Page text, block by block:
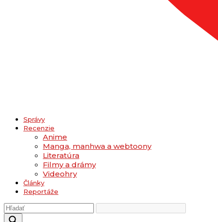
Správy
Recenzie
Anime
Manga, manhwa a webtoony
Literatúra
Filmy a drámy
Videohry
Články
Reportáže